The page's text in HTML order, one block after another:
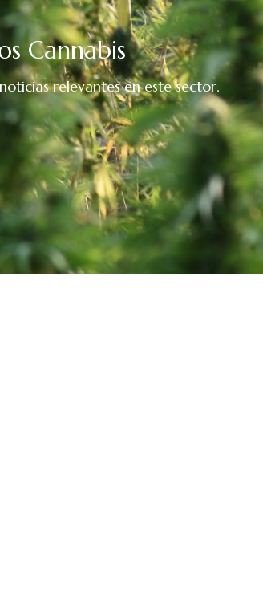
Cannabis
relevantes en este sector.